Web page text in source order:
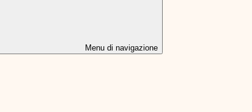
Menu di navigazione